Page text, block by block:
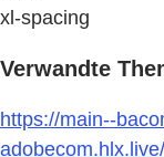
xl-spacing
Verwandte
https://main--